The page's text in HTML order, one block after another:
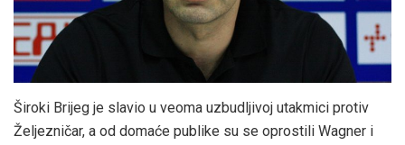
Široki Brijeg je slavio u veoma uzbudljivoj utakmici protiv
Željezničar, a od domaće publike su se oprostili Wagner i